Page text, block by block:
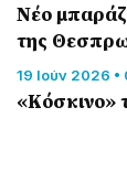
Νέο
της
19 Ιούν 2026 •
«Κόσκινο»